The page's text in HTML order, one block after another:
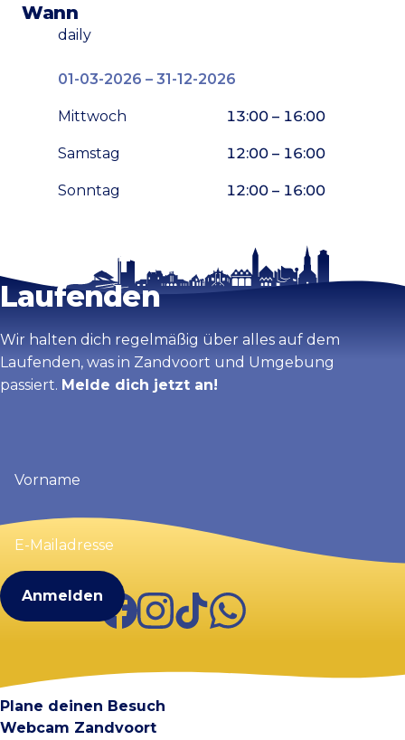
Wann
daily
01-03-2026 – 31-12-2026
Mittwoch 13:00 – 16:00
Samstag 12:00 – 16:00
Sonntag 12:00 – 16:00
Karte vergrößern
Bleib auf dem
Laufenden
Wir halten dich regelmäßig über alles auf dem
Laufenden, was in Zandvoort und Umgebung
passiert. Melde dich jetzt an!
(erforderlich)
E-
Mailadresse
FacebookInstagram
TikTokWhatsApp
Plane deinen Besuch
Webcam Zandvoort